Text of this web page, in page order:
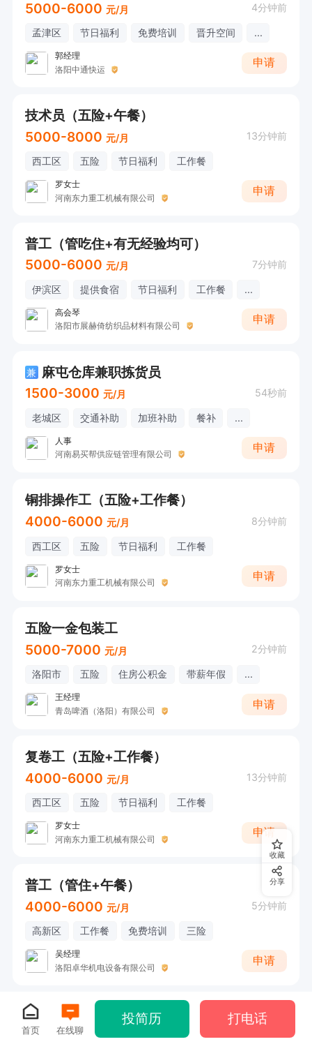
5000-6000 元/月 4分钟前
孟津区 节日福利 免费培训 晋升空间 ...
郭经理
洛阳中通快运
申请
技术员（五险+午餐）
5000-8000 元/月 13分钟前
西工区 五险 节日福利 工作餐
罗女士
河南东力重工机械有限公司
申请
普工（管吃住+有无经验均可）
5000-6000 元/月 7分钟前
伊滨区 提供食宿 节日福利 工作餐 ...
高会琴
洛阳市展赫倚纺织品材料有限公司
申请
兼 麻屯仓库兼职拣货员
1500-3000 元/月 54秒前
老城区 交通补助 加班补助 餐补 ...
人事
河南易买帮供应链管理有限公司
申请
铜排操作工（五险+工作餐）
4000-6000 元/月 8分钟前
西工区 五险 节日福利 工作餐
罗女士
河南东力重工机械有限公司
申请
五险一金包装工
5000-7000 元/月 2分钟前
洛阳市 五险 住房公积金 带薪年假 ...
王经理
青岛啤酒（洛阳）有限公司
申请
复卷工（五险+工作餐）
4000-6000 元/月 13分钟前
西工区 五险 节日福利 工作餐
罗女士
河南东力重工机械有限公司
申请
普工（管住+午餐）
4000-6000 元/月 5分钟前
高新区 工作餐 免费培训 三险
吴经理
洛阳卓华机电设备有限公司
申请
收藏
分享
首页 在线聊
投简历 打电话